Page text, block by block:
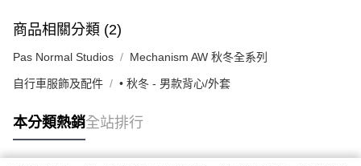
商品相關分類 (2)
Pas Normal Studios Mechanism AW 秋冬全系列
自行車服飾及配件 • 秋冬 - 男款背心/外套
本分類熱銷全站排行